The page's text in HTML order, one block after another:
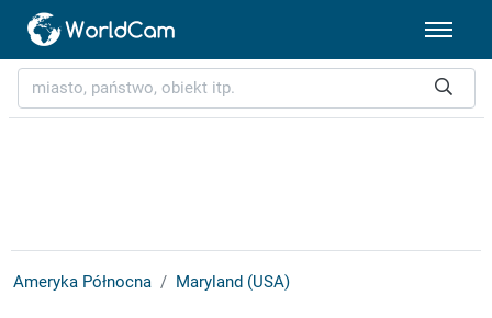
Ameryka Północna Maryland (USA)